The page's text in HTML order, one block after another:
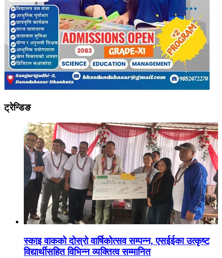
ट्रेन्डिङ
स्काइ वाकको दोस्रो वार्षिकोत्सव सम्पन्न, एसईईका उत्कृष्ट
विद्यार्थीसहित विभिन्न व्यक्तित्व सम्मानित